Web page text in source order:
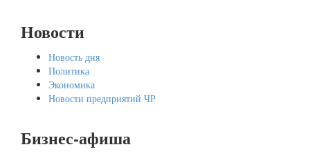
Новости
Новость дня
Политика
Экономика
Новости предприятий ЧР
Бизнес-афиша